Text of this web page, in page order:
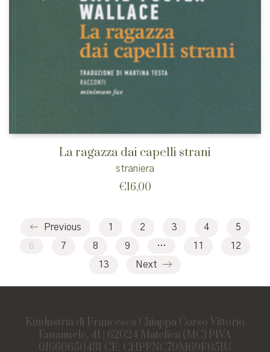
La ragazza dai capelli strani
straniera
€16,00
Previous 1 2 3 4
5
6
7 8 9 … 11
12
13
Next
Kindustria di Francesca Chiappa Corso Vittorio
Emanuele, 41 | 62024 Matelica (MC) PIVA
01660650431 CF: CHPFNC79M69F051U